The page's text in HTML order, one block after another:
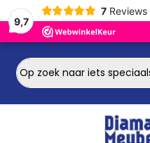
9,7
7 Reviews